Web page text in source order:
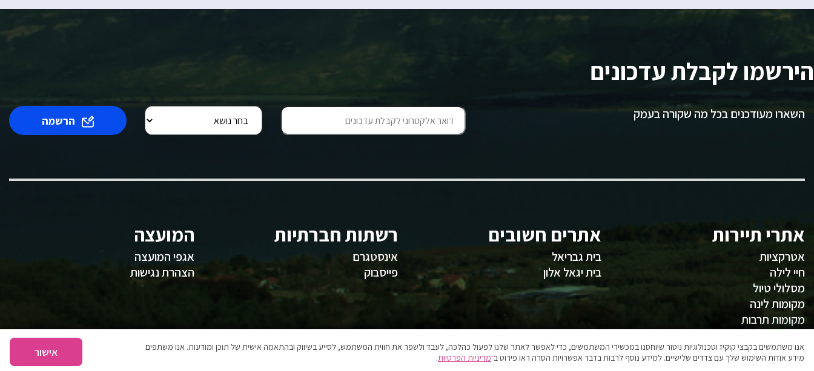
הירשמו לקבלת עדכונים
השארו מעודכנים בכל מה שקורה בעמק הרשמה
אתרי תיירות
אטרקציות
חיי לילה
מסלולי טיול
מקומות לינה
מקומות תרבות
אתרים חשובים
בית גבריאל
בית יגאל אלון
רשתות חברתיות
אינסטגרם
פייסבוק
המועצה
אגפי המועצה
הצהרת נגישות
אנו משתמשים בקבצי קוקיז וטכנולוגיות ניטור שיוחסנו במכשירי המשתמשים, כדי לאפשר לאתר שלנו לפעול כהלכה, לעבד ולשפר את חווית המשתמש, לסייע בשיווק ובהתאמה אישית של תוכן ומודעות. אנו משתפים
מידע אודות השימוש שלך עם צדדים שלישיים. למידע נוסף לרבות בדבר אפשרויות הסרה ראו פירוט ב־מדיניות הפרטיות. אישור